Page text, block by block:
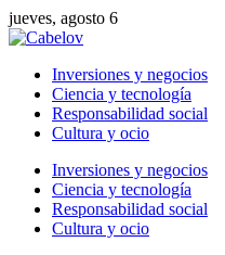
jueves, agosto 6
Inversiones y negocios
Ciencia y tecnología
Responsabilidad social
Cultura y ocio
Inversiones y negocios
Ciencia y tecnología
Responsabilidad social
Cultura y ocio